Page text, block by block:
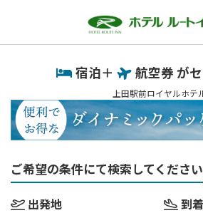
宿泊＋ 航空券 が
上田駅前ロイヤルホテ
ご希望の条件にて検索してください
出発地 到